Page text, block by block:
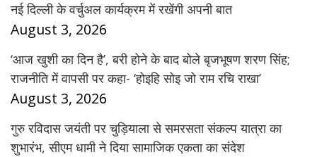
नई दिल्ली के वर्चुअल कार्यक्रम में रखेंगी अपनी बात
August 3, 2026
‘आज खुशी का दिन है’, बरी होने के बाद बोले बृजभूषण शरण सिंह;
राजनीति में वापसी पर कहा- ‘होइहि सोइ जो राम रचि राखा’
August 3, 2026
गुरु रविदास जयंती पर चुड़ियाला से समरसता संकल्प यात्रा का
शुभारंभ, सीएम धामी ने दिया सामाजिक एकता का संदेश